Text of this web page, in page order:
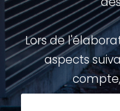
Lors de
aspects